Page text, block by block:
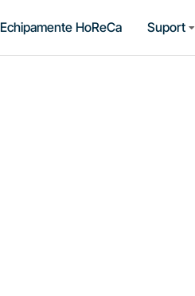
Echipamente HoReCa Suport